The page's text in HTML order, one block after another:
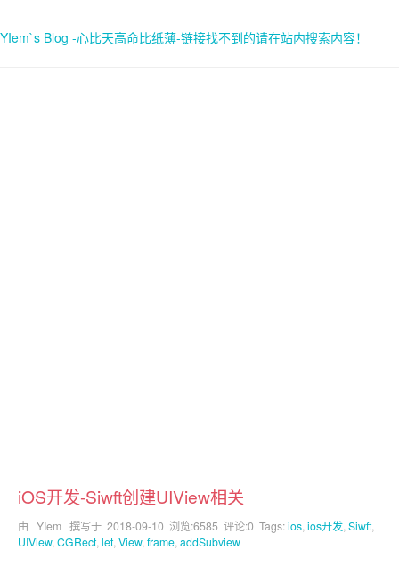
YIem`s Blog -心比天高命比纸薄-链接找不到的请在站内搜索内容！
iOS开发-Siwft创建UIView相关
由 YIem 撰写于 2018-09-10 浏览:6585 评论:0 Tags:ios, ios开发, Siwft,
UIView, CGRect, let, View, frame, addSubview